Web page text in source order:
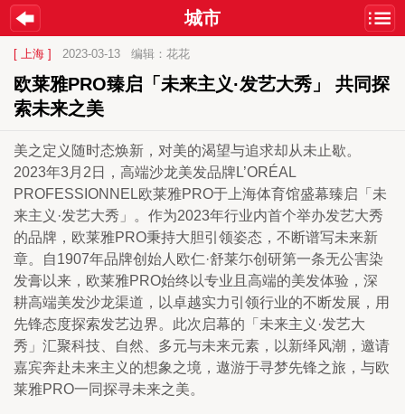
城市
[ 上海 ] 2023-03-13 编辑：花花
欧莱雅PRO臻启「未来主义·发艺大秀」 共同探
索未来之美
美之定义随时态焕新，对美的渴望与追求却从未止歇。
2023年3月2日，高端沙龙美发品牌L’ORÉAL
PROFESSIONNEL欧莱雅PRO于上海体育馆盛幕臻启「未
来主义·发艺大秀」。作为2023年行业内首个举办发艺大秀
的品牌，欧莱雅PRO秉持大胆引领姿态，不断谱写未来新
章。自1907年品牌创始人欧仁·舒莱尓创研第一条无公害染
发膏以来，欧莱雅PRO始终以专业且高端的美发体验，深
耕高端美发沙龙渠道，以卓越实力引领行业的不断发展，用
先锋态度探索发艺边界。此次启幕的「未来主义·发艺大
秀」汇聚科技、自然、多元与未来元素，以新绎风潮，邀请
嘉宾奔赴未来主义的想象之境，遨游于寻梦先锋之旅，与欧
莱雅PRO一同探寻未来之美。